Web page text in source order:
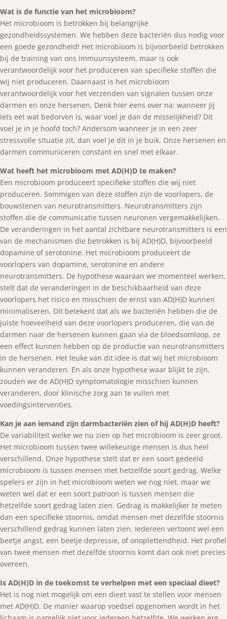
Wat is de functie van het microbioom?
Het microbioom is betrokken bij belangrijke
gezondheidssystemen. We hebben deze bacteriën dus nodig voor
een goede gezondheid! Het microbioom is bijvoorbeeld betrokken
bij de training van ons immuunsysteem, maar is ook
verantwoordelijk voor het produceren van specifieke stoffen die
wij niet produceren. Daarnaast is het microbioom
verantwoordelijk voor het verzenden van signalen tussen onze
darmen en onze hersenen. Denk hier eens over na: wanneer jij
iets eet wat bedorven is, waar voel je dan de misselijkheid? Dit
voel je in je hoofd toch? Andersom wanneer je in een zeer
stressvolle situatie zit, dan voel je dit in je buik. Onze hersenen en
darmen communiceren constant en snel met elkaar.
Wat heeft het microbioom met AD(H)D te maken?
Een microbioom produceert specifieke stoffen die wij niet
produceren. Sommigen van deze stoffen zijn de voorlopers, de
bouwstenen van neurotransmitters. Neurotransmitters zijn
stoffen die de communicatie tussen neuronen vergemakkelijken.
De veranderingen in het aantal zichtbare neurotransmitters is een
van de mechanismen die betrokken is bij AD(H)D, bijvoorbeeld
dopamine of serotonine. Het microbioom produceert de
voorlopers van dopamine, serotonine en andere
neurotransmitters. De hypothese waaraan we momenteel werken,
stelt dat de veranderingen in de beschikbaarheid van deze
voorlopers het risico en misschien de ernst van AD(H)D kunnen
minimaliseren. Dit betekent dat als we bacteriën hebben die de
juiste hoeveelheid van deze voorlopers produceren, die van de
darmen naar de hersenen kunnen gaan via de bloedsomloop, ze
een effect kunnen hebben op de productie van neurotransmitters
in de hersenen. Het leuke van dit idee is dat wij het microbioom
kunnen veranderen. En als onze hypothese waar blijkt te zijn,
zouden we de AD(H)D symptomatologie misschien kunnen
veranderen, door klinische zorg aan te vullen met
voedingsinterventies.
Kan je aan iemand zijn darmbacteriën zien of hij AD(H)D heeft?
De variabiliteit welke we nu zien op het microbioom is zeer groot.
Het microbioom tussen twee willekeurige mensen is dus heel
verschillend. Onze hypothese stelt dat er een soort gedeeld
microbioom is tussen mensen met hetzelfde soort gedrag. Welke
spelers er zijn in het microbioom weten we nog niet, maar we
weten wel dat er een soort patroon is tussen mensen die
hetzelfde soort gedrag laten zien. Gedrag is makkelijker te meten
dan een specifieke stoornis, omdat mensen met dezelfde stoornis
verschillend gedrag kunnen laten zien. Iedereen vertoont wel een
beetje angst, een beetje depressie, of onoplettendheid. Het profiel
van twee mensen met dezelfde stoornis komt dan ook niet precies
overeen.
Is AD(H)D in de toekomst te verhelpen met een speciaal dieet?
Het is nog niet mogelijk om een dieet vast te stellen voor mensen
met AD(H)D. De manier waarop voedsel opgenomen wordt in het